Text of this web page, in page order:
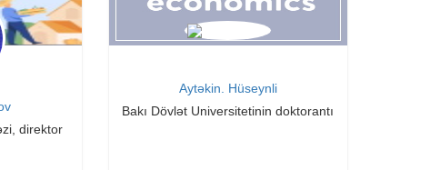
direktor
Aytəkin. Hüseynli
Bakı Dövlət Universitetinin doktorantı